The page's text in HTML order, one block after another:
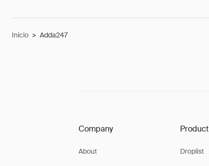
Inicio > Adda247
Company
About
Product
Droplist